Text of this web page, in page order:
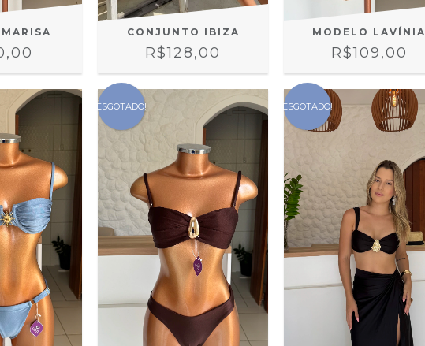
CONJUNTO IBIZA
R$128,00
MODELO LAVÍNIA
R$109,00
ESGOTADO! ESGOTADO!